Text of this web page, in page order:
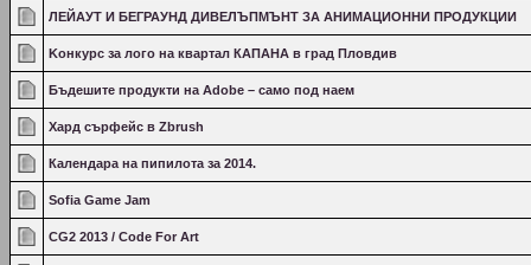
ЛЕЙАУТ И БЕГРАУНД ДИВЕЛЪПМЪНТ ЗА АНИМАЦИОННИ ПРОДУКЦИИ
Kонкурс за лого на квартал КАПАНА в град Пловдив
Бъдешите продукти на Adobe – само под наем
Хард сърфейс в Zbrush
Календара на пипилота за 2014.
Sofia Game Jam
CG2 2013 / Code For Art